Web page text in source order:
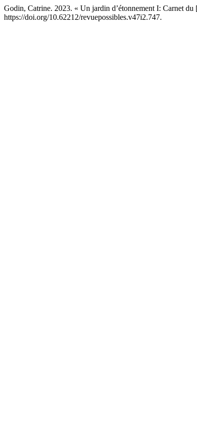
Godin, Catrine. 2023. « Un jardin d’étonnement I: Carnet
https://doi.org/10.62212/revuepossibles.v47i2.747.